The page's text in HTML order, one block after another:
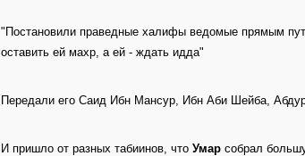
"Постановили праведные халифы ведомые прямым
оставить ей махр, а ей - ждать идда"
Передали его Саид Ибн Мансур, Ибн Аби Шейба,
И пришло от разных табиинов, что Умар собрал